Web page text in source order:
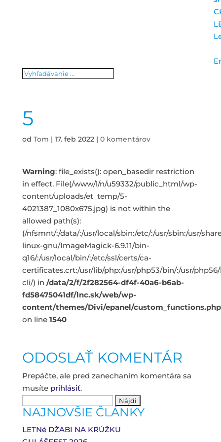
5
od Tom | 17. feb 2022 | 0 komentárov
Warning: file_exists(): open_basedir restriction
in effect. File(/www/l/n/u59332/public_html/wp-
content/uploads/et_temp/5-
4021387_1080x675.jpg) is not within the
allowed path(s):
(/nfsmnt/:/data/:/usr/local/sbin:/etc/:/usr/sbin:/usr/
linux-gnu/ImageMagick-6.9.11/bin-
q16/:/usr/local/bin/:/etc/ssl/certs/ca-
certificates.crt:/usr/lib/php:/usr/php53/bin/:/usr/
cli/) in /data/2/f/2f282564-df4f-40a6-b6ab-
fd58475041df/lnc.sk/web/wp-
content/themes/Divi/epanel/custom_functions.php
on line 1540
ODOSLAŤ KOMENTÁR
Prepáčte, ale pred zanechaním komentára sa
musíte prihlásiť.
NAJNOVŠIE ČLÁNKY
LETNé DŽABI NA KRÚŽKU